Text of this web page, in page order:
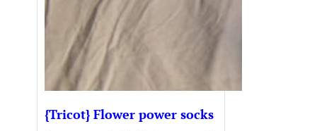
{Tricot} Flower power socks